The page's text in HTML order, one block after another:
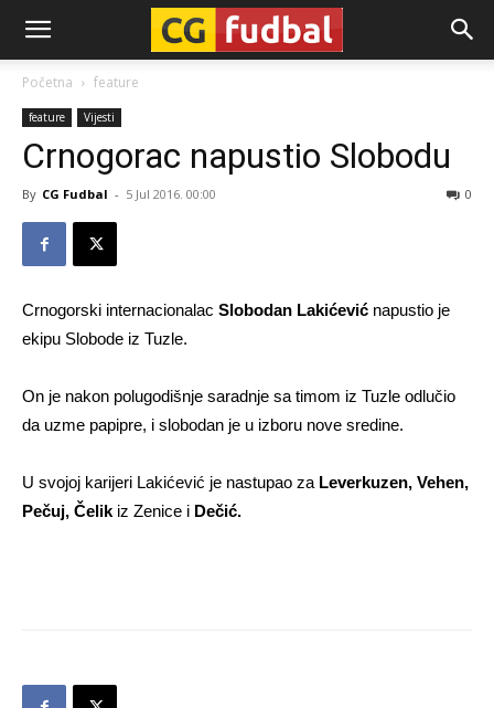
CG-
Fudbal
Početna feature
feature Vijesti
Crnogorac napustio Slobodu
By CG Fudbal - 5 Jul 2016. 00:00 0
Crnogorski internacionalac Slobodan Lakićević napustio je
ekipu Slobode iz Tuzle.
On je nakon polugodišnje saradnje sa timom iz Tuzle odlučio
da uzme papipre, i slobodan je u izboru nove sredine.
U svojoj karijeri Lakićević je nastupao za Leverkuzen, Vehen,
Pečuj, Čelik iz Zenice i Dečić.